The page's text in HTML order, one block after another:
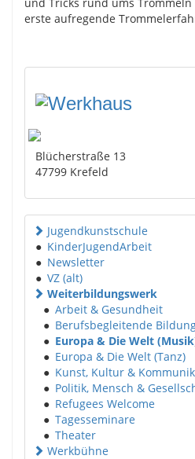
erste aufregende
Blücherstraße 13
47799 Krefeld
Jugendkunstschule
● KinderJugendArbeit
● Newsletter
● VZ (alt)
Weiterbildungswerk
● Arbeit & Gesundheit
● Berufsbegleitende
● Europa & Die Welt
● Europa & Die Welt (Tanz)
● Kunst, Kultur &
● Politik, Mensch &
● Refugees Welcome
● Tagesseminare
● Theater
Werkbühne